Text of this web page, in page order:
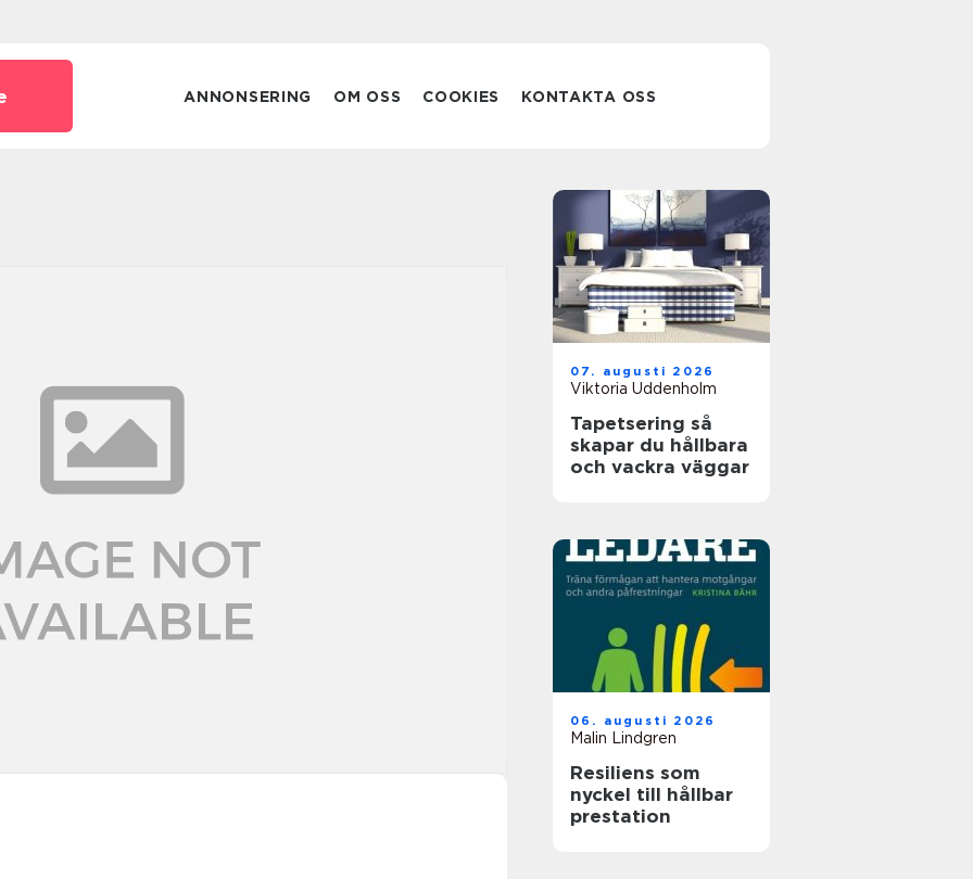
ANNONSERING OM OSS COOKIES KONTAKTA OSS
07. augusti 2026
Viktoria Uddenholm
Tapetsering så
skapar du hållbara
och vackra väggar
06. augusti 2026
Malin Lindgren
Resiliens som
nyckel till hållbar
prestation